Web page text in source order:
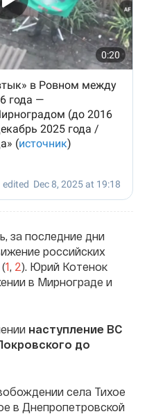
за последние дни
российских
1, 2). Юрий Котенок
в Мирнограде и
наступление ВС
до
села Тихое
в Днепропетровской